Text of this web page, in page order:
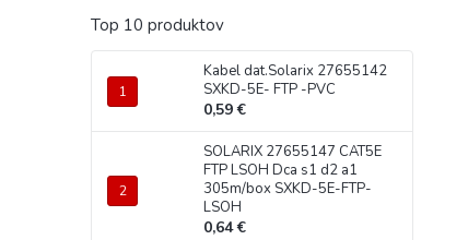
Top 10 produktov
Kabel dat.Solarix 27655142
SXKD-5E- FTP -PVC
0,59 €
SOLARIX 27655147 CAT5E
FTP LSOH Dca s1 d2 a1
305m/box SXKD-5E-FTP-
LSOH
0,64 €